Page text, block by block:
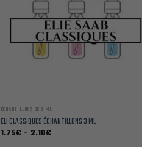
ÉCHANTILLONS DE 3 ML
ELI CLASSIQUES ÉCHANTILLONS 3 ML
1.75€ – 2.10€Plage